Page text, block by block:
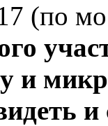
(по
и